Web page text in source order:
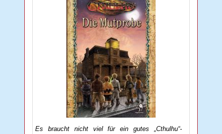
Es braucht nicht viel für ein gutes „Cthulhu“-